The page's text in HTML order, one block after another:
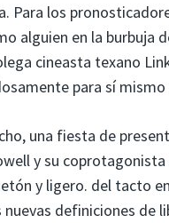
Para los
alguien en la burbuja
cineasta texano
para sí
una fiesta de
y su
y ligero. del tacto
definiciones de